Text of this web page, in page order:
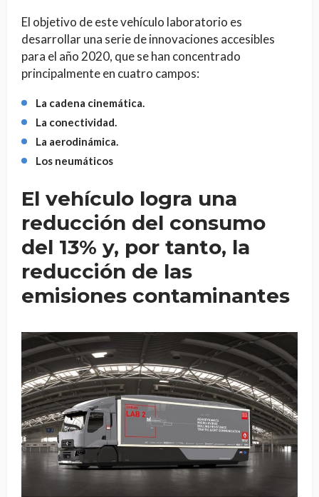
El objetivo de este vehículo laboratorio es
desarrollar una serie de innovaciones accesibles
para el año 2020, que se han concentrado
principalmente en cuatro campos:
La cadena cinemática.
La conectividad.
La aerodinámica.
Los neumáticos
El vehículo logra una
reducción del consumo
del 13% y, por tanto, la
reducción de las
emisiones contaminantes